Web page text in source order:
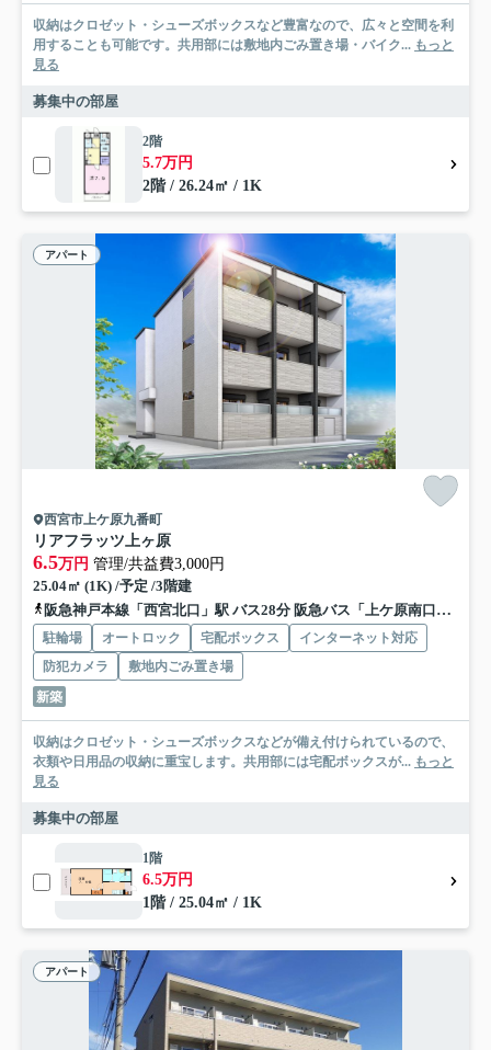
収納はクロゼット・シューズボックスなど豊富なので、広々と空間を利
用することも可能です。共用部には敷地内ごみ置き場・バイク... もっと
見る
募集中の部屋
2階
5.7万円
2階 / 26.24㎡ / 1K
アパート
西宮市上ケ原九番町
リアフラッツ上ヶ原
6.5万円 管理/共益費3,000円
25.04㎡ (1K) /予定 /3階建
阪急神戸本線「西宮北口」駅 バス28分 阪急バス「上ケ原南口」 停歩6分
駐輪場 オートロック 宅配ボックス
インターネット対応
防犯カメラ
敷地内ごみ置き場
新築
収納はクロゼット・シューズボックスなどが備え付けられているので、
衣類や日用品の収納に重宝します。共用部には宅配ボックスが... もっと
見る
募集中の部屋
1階
6.5万円
1階 / 25.04㎡ / 1K
アパート